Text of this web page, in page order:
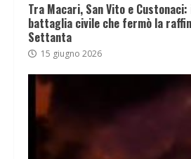
Tra Macari, San Vito e
battaglia civile che fermò la
Settanta
15 giugno 2026